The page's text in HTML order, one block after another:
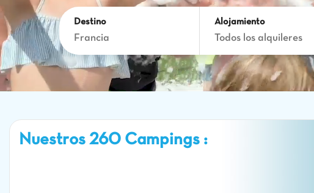
Destino
Francia
Alojamiento
Todos los alquileres
Nuestros 260 Campings :